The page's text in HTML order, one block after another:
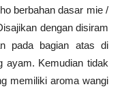
berbahan dasar mie /
dengan disiram
pada bagian atas di
ayam. Kemudian tidak
memiliki aroma wangi